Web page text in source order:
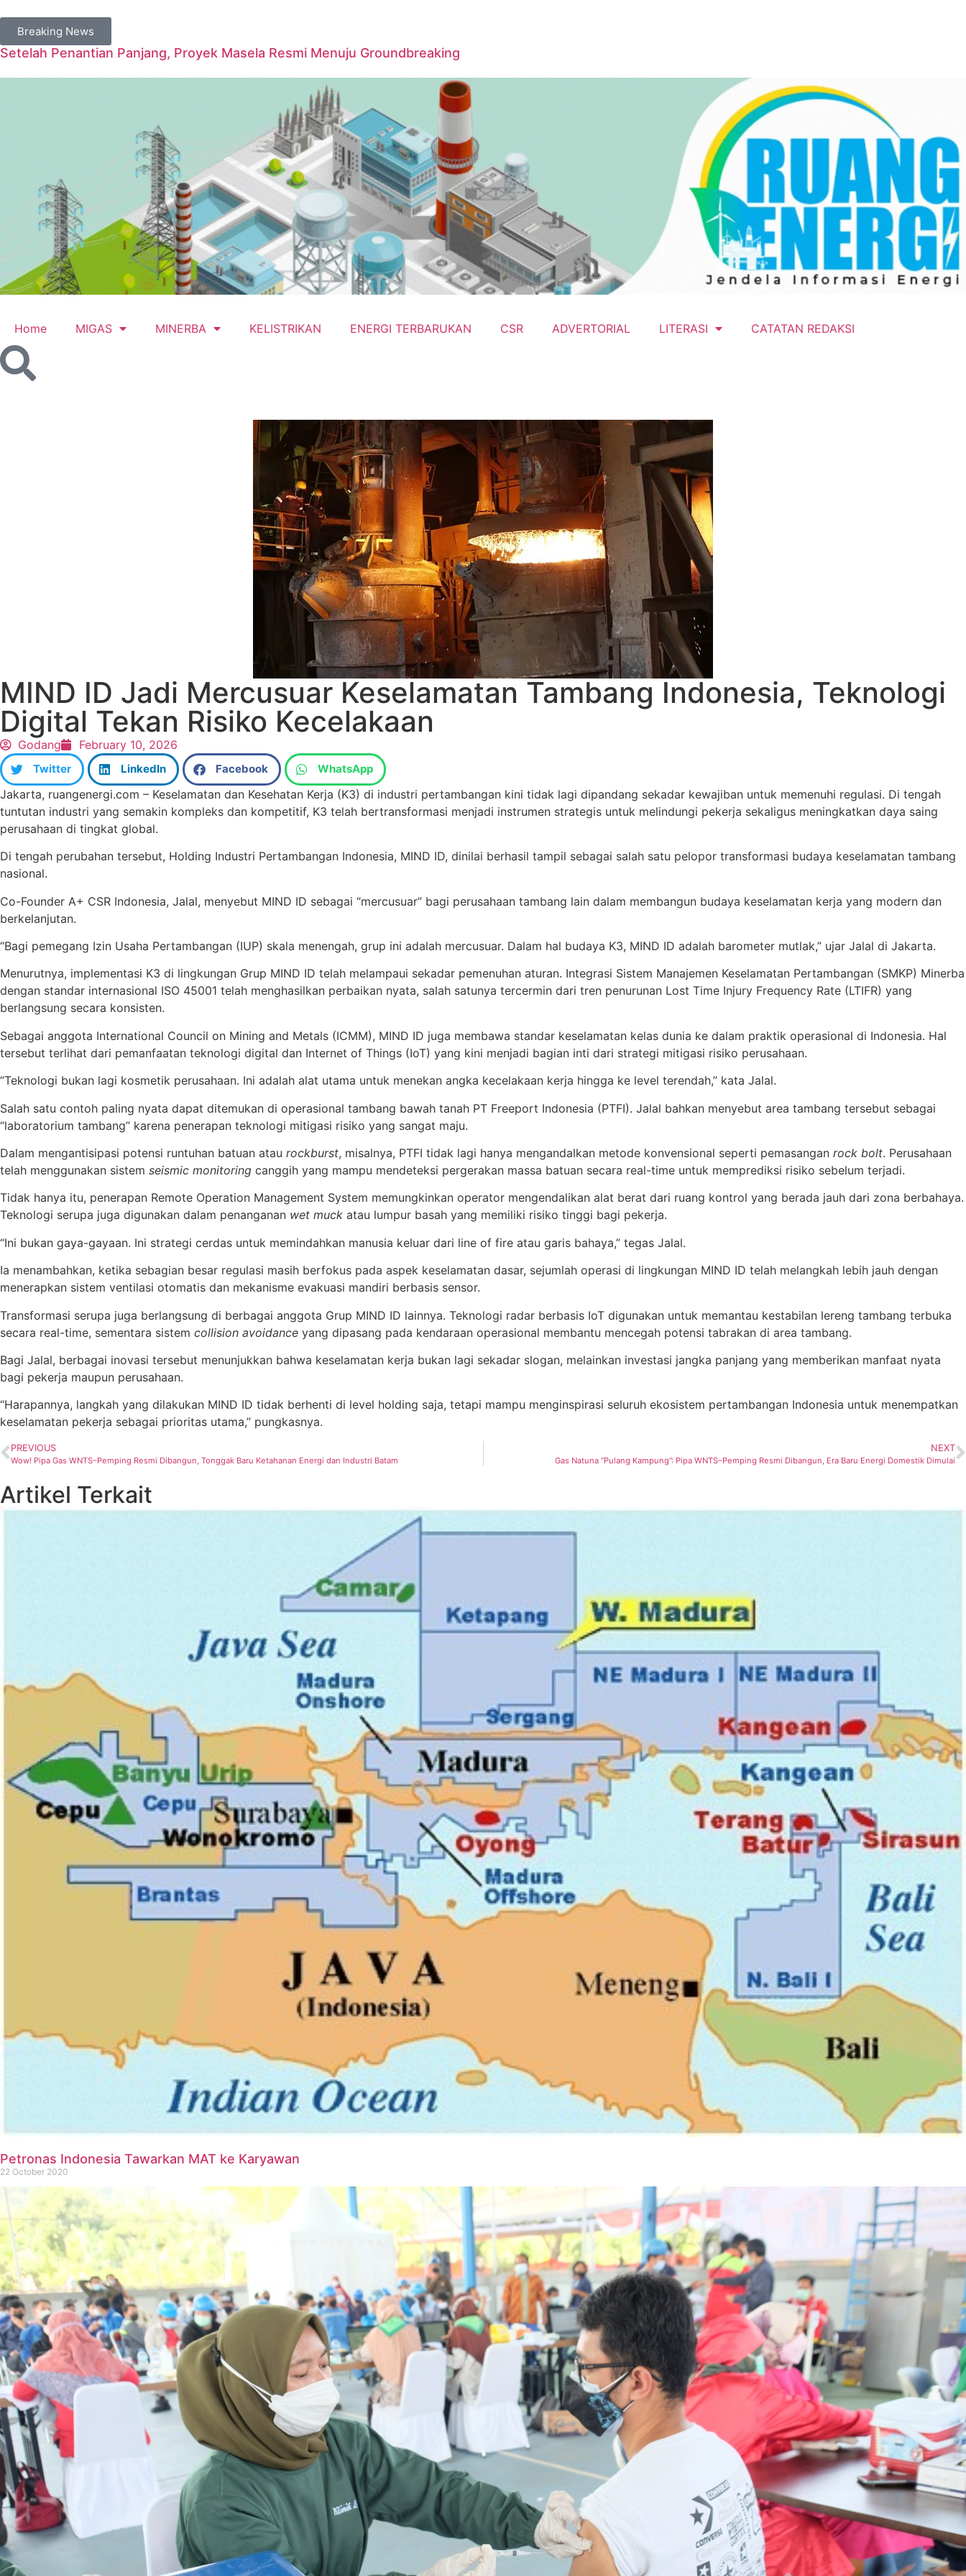
Breaking News
Setelah Penantian Panjang, Proyek Masela Resmi Menuju Groundbreaking
Home MIGAS MINERBA KELISTRIKAN ENERGI TERBARUKAN CSR ADVERTORIAL LITERASI CATATAN REDAKSI
MIND ID Jadi Mercusuar Keselamatan Tambang Indonesia, Teknologi
Digital Tekan Risiko Kecelakaan
Godang February 10, 2026
Twitter LinkedIn Facebook WhatsApp
Jakarta, ruangenergi.com – Keselamatan dan Kesehatan Kerja (K3) di industri pertambangan kini tidak lagi dipandang sekadar kewajiban untuk memenuhi regulasi. Di tengah
tuntutan industri yang semakin kompleks dan kompetitif, K3 telah bertransformasi menjadi instrumen strategis untuk melindungi pekerja sekaligus meningkatkan daya saing
perusahaan di tingkat global.
Di tengah perubahan tersebut, Holding Industri Pertambangan Indonesia, MIND ID, dinilai berhasil tampil sebagai salah satu pelopor transformasi budaya keselamatan tambang
nasional.
Co-Founder A+ CSR Indonesia, Jalal, menyebut MIND ID sebagai “mercusuar” bagi perusahaan tambang lain dalam membangun budaya keselamatan kerja yang modern dan
berkelanjutan.
“Bagi pemegang Izin Usaha Pertambangan (IUP) skala menengah, grup ini adalah mercusuar. Dalam hal budaya K3, MIND ID adalah barometer mutlak,” ujar Jalal di Jakarta.
Menurutnya, implementasi K3 di lingkungan Grup MIND ID telah melampaui sekadar pemenuhan aturan. Integrasi Sistem Manajemen Keselamatan Pertambangan (SMKP) Minerba
dengan standar internasional ISO 45001 telah menghasilkan perbaikan nyata, salah satunya tercermin dari tren penurunan Lost Time Injury Frequency Rate (LTIFR) yang
berlangsung secara konsisten.
Sebagai anggota International Council on Mining and Metals (ICMM), MIND ID juga membawa standar keselamatan kelas dunia ke dalam praktik operasional di Indonesia. Hal
tersebut terlihat dari pemanfaatan teknologi digital dan Internet of Things (IoT) yang kini menjadi bagian inti dari strategi mitigasi risiko perusahaan.
“Teknologi bukan lagi kosmetik perusahaan. Ini adalah alat utama untuk menekan angka kecelakaan kerja hingga ke level terendah,” kata Jalal.
Salah satu contoh paling nyata dapat ditemukan di operasional tambang bawah tanah PT Freeport Indonesia (PTFI). Jalal bahkan menyebut area tambang tersebut sebagai
“laboratorium tambang” karena penerapan teknologi mitigasi risiko yang sangat maju.
Dalam mengantisipasi potensi runtuhan batuan atau rockburst, misalnya, PTFI tidak lagi hanya mengandalkan metode konvensional seperti pemasangan rock bolt. Perusahaan
telah menggunakan sistem seismic monitoring canggih yang mampu mendeteksi pergerakan massa batuan secara real-time untuk memprediksi risiko sebelum terjadi.
Tidak hanya itu, penerapan Remote Operation Management System memungkinkan operator mengendalikan alat berat dari ruang kontrol yang berada jauh dari zona berbahaya.
Teknologi serupa juga digunakan dalam penanganan wet muck atau lumpur basah yang memiliki risiko tinggi bagi pekerja.
“Ini bukan gaya-gayaan. Ini strategi cerdas untuk memindahkan manusia keluar dari line of fire atau garis bahaya,” tegas Jalal.
Ia menambahkan, ketika sebagian besar regulasi masih berfokus pada aspek keselamatan dasar, sejumlah operasi di lingkungan MIND ID telah melangkah lebih jauh dengan
menerapkan sistem ventilasi otomatis dan mekanisme evakuasi mandiri berbasis sensor.
Transformasi serupa juga berlangsung di berbagai anggota Grup MIND ID lainnya. Teknologi radar berbasis IoT digunakan untuk memantau kestabilan lereng tambang terbuka
secara real-time, sementara sistem collision avoidance yang dipasang pada kendaraan operasional membantu mencegah potensi tabrakan di area tambang.
Bagi Jalal, berbagai inovasi tersebut menunjukkan bahwa keselamatan kerja bukan lagi sekadar slogan, melainkan investasi jangka panjang yang memberikan manfaat nyata
bagi pekerja maupun perusahaan.
“Harapannya, langkah yang dilakukan MIND ID tidak berhenti di level holding saja, tetapi mampu menginspirasi seluruh ekosistem pertambangan Indonesia untuk menempatkan
keselamatan pekerja sebagai prioritas utama,” pungkasnya.
PREVIOUS
Wow! Pipa Gas WNTS–Pemping Resmi Dibangun, Tonggak Baru Ketahanan Energi dan Industri Batam
NEXT
Gas Natuna “Pulang Kampung”: Pipa WNTS–Pemping Resmi Dibangun, Era Baru Energi Domestik Dimulai
Artikel Terkait
Petronas Indonesia Tawarkan MAT ke Karyawan
22 October 2020